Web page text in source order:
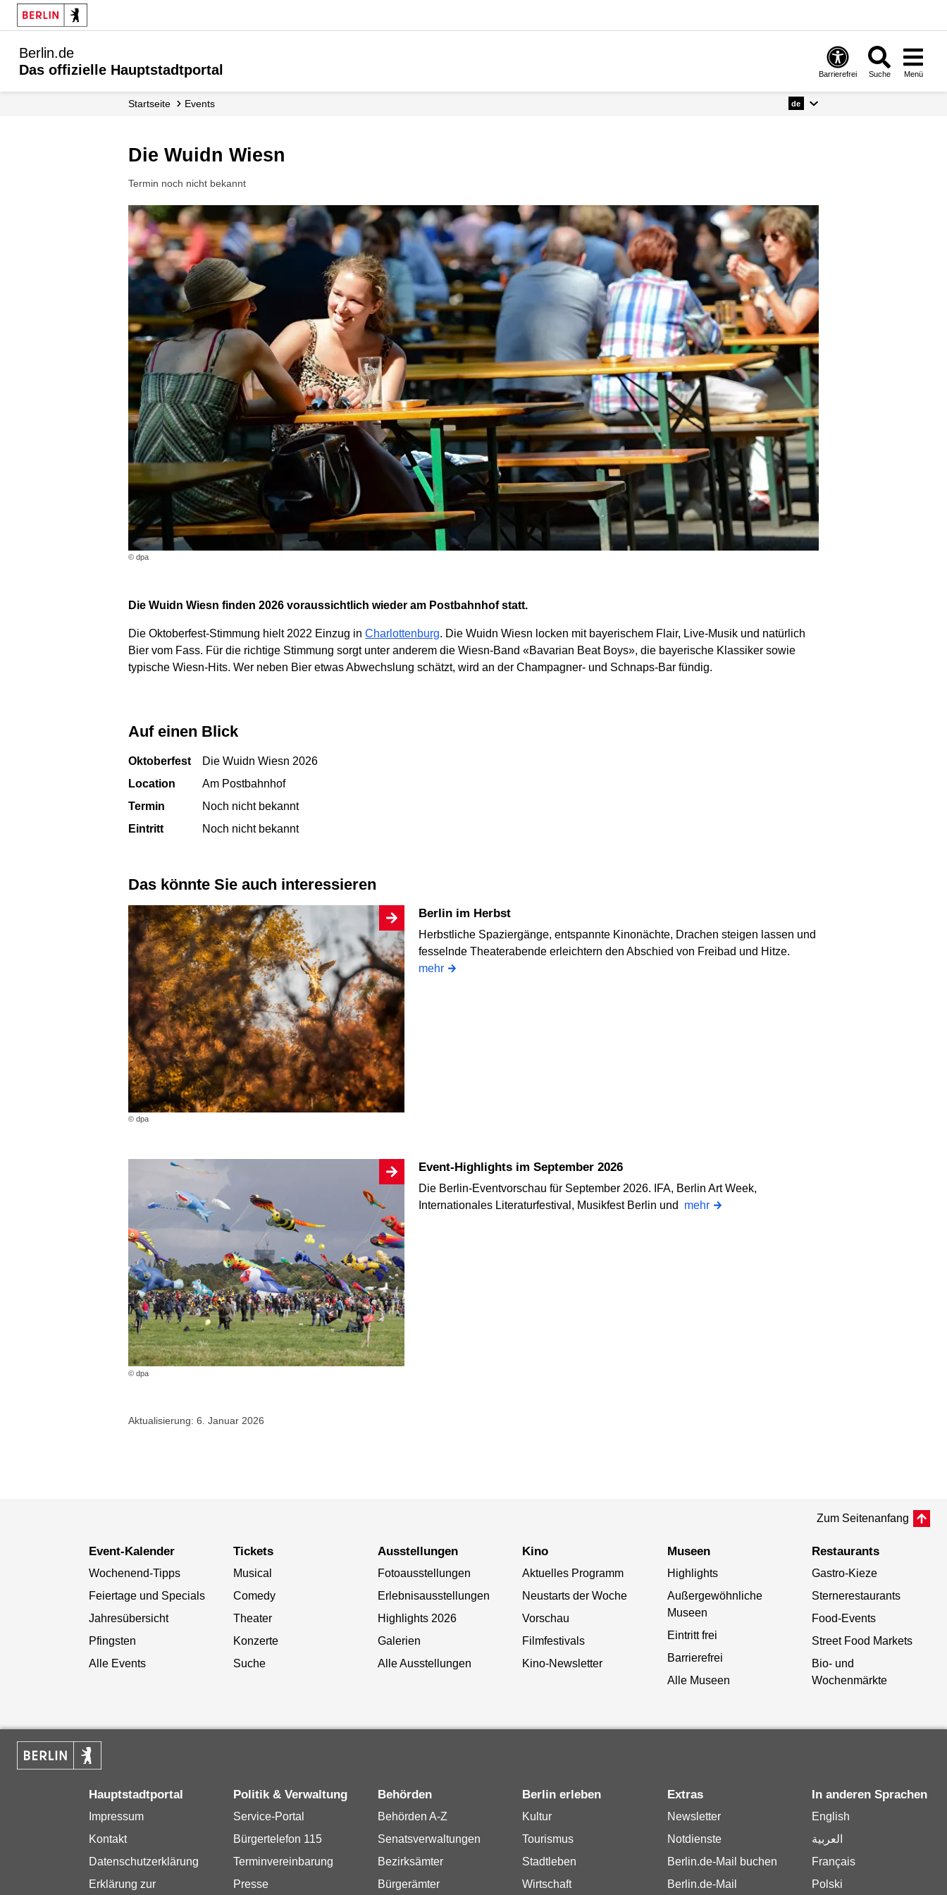
Berlin.de
Das offizielle Hauptstadtportal
Barrierefrei Suche Menü
Startseite Events de
Die Wuidn Wiesn
Termin noch nicht bekannt
© dpa
Die Wuidn Wiesn finden 2026 voraussichtlich wieder am Postbahnhof statt.
Die Oktoberfest-Stimmung hielt 2022 Einzug in Charlottenburg. Die Wuidn Wiesn locken mit bayerischem Flair, Live-Musik und natürlich
Bier vom Fass. Für die richtige Stimmung sorgt unter anderem die Wiesn-Band «Bavarian Beat Boys», die bayerische Klassiker sowie
typische Wiesn-Hits. Wer neben Bier etwas Abwechslung schätzt, wird an der Champagner- und Schnaps-Bar fündig.
Auf einen Blick
Oktoberfest
Die Wuidn Wiesn 2026
Location
Am Postbahnhof
Termin
Noch nicht bekannt
Eintritt
Noch nicht bekannt
Das könnte Sie auch interessieren
© dpa
Berlin im Herbst
Herbstliche Spaziergänge, entspannte Kinonächte, Drachen steigen lassen und
fesselnde Theaterabende erleichtern den Abschied von Freibad und Hitze.
mehr
© dpa
Event-Highlights im September 2026
Die Berlin-Eventvorschau für September 2026. IFA, Berlin Art Week,
Internationales Literaturfestival, Musikfest Berlin und mehr
Aktualisierung: 6. Januar 2026
Zum Seitenanfang
Event-Kalender
Wochenend-Tipps
Feiertage und Specials
Jahresübersicht
Pfingsten
Alle Events
Tickets
Musical
Comedy
Theater
Konzerte
Suche
Ausstellungen
Fotoausstellungen
Erlebnisausstellungen
Highlights 2026
Galerien
Alle Ausstellungen
Kino
Aktuelles Programm
Neustarts der Woche
Vorschau
Filmfestivals
Kino-Newsletter
Museen
Highlights
Außergewöhnliche
Museen
Eintritt frei
Barrierefrei
Alle Museen
Restaurants
Gastro-Kieze
Sternerestaurants
Food-Events
Street Food Markets
Bio- und
Wochenmärkte
Hauptstadtportal
Impressum
Kontakt
Datenschutzerklärung
Erklärung zur
Politik & Verwaltung
Service-Portal
Bürgertelefon 115
Terminvereinbarung
Presse
Behörden
Behörden A-Z
Senatsverwaltungen
Bezirksämter
Bürgerämter
Berlin erleben
Kultur
Tourismus
Stadtleben
Wirtschaft
Extras
Newsletter
Notdienste
Berlin.de-Mail buchen
Berlin.de-Mail
In anderen Sprachen
English
العربية
Français
Polski